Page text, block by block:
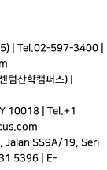
| Tel.02-597-3400
텀산학캠퍼스) |
10018 | Tel.+1
Jalan SS9A/19, Seri
5396 | E-